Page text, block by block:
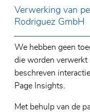
Verwerking van
Rodriguez GmbH
We hebben geen
die worden verwerkt
beschreven
Page Insights.
Met behulp van de